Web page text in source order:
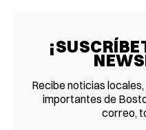
Recibe noticias
importantes de
correo,